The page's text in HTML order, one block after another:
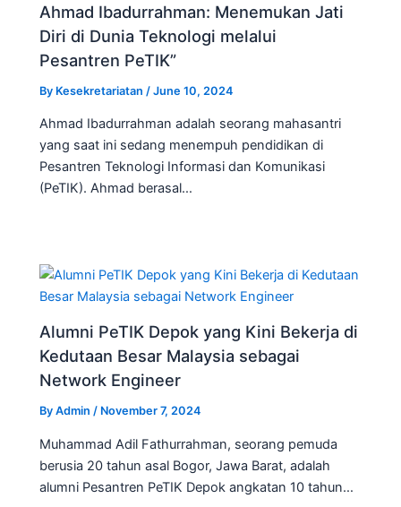
Ahmad Ibadurrahman: Menemukan Jati
Diri di Dunia Teknologi melalui
Pesantren PeTIK”
By Kesekretariatan /June 10, 2024
Ahmad Ibadurrahman adalah seorang mahasantri
yang saat ini sedang menempuh pendidikan di
Pesantren Teknologi Informasi dan Komunikasi
(PeTIK). Ahmad berasal…
Alumni PeTIK Depok yang Kini Bekerja di
Kedutaan Besar Malaysia sebagai
Network Engineer
ByAdmin/ November 7, 2024
Muhammad Adil Fathurrahman, seorang pemuda
berusia 20 tahun asal Bogor, Jawa Barat, adalah
alumni Pesantren PeTIK Depok angkatan 10 tahun…